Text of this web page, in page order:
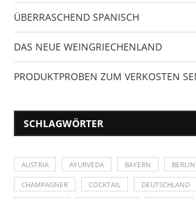
ÜBERRASCHEND SPANISCH
DAS NEUE WEINGRIECHENLAND
PRODUKTPROBEN ZUM VERKOSTEN
SCHLAGWÖRTER
AUSTRIA AYURVEDA BAYERN BERLIN
CHAMPAGNER COCKTAIL DEUTSCHLAND